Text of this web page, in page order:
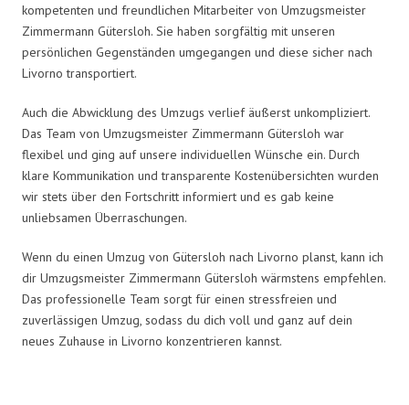
kompetenten und freundlichen Mitarbeiter von Umzugsmeister
Zimmermann Gütersloh. Sie haben sorgfältig mit unseren
persönlichen Gegenständen umgegangen und diese sicher nach
Livorno transportiert.
Auch die Abwicklung des Umzugs verlief äußerst unkompliziert.
Das Team von Umzugsmeister Zimmermann Gütersloh war
flexibel und ging auf unsere individuellen Wünsche ein. Durch
klare Kommunikation und transparente Kostenübersichten wurden
wir stets über den Fortschritt informiert und es gab keine
unliebsamen Überraschungen.
Wenn du einen Umzug von Gütersloh nach Livorno planst, kann ich
dir Umzugsmeister Zimmermann Gütersloh wärmstens empfehlen.
Das professionelle Team sorgt für einen stressfreien und
zuverlässigen Umzug, sodass du dich voll und ganz auf dein
neues Zuhause in Livorno konzentrieren kannst.